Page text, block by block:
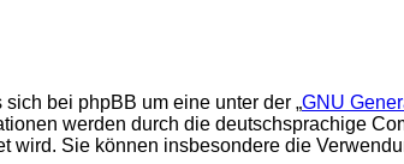
bei phpBB um eine unter der „GNU
werden durch die deutschsprachige
wird. Sie können insbesondere die